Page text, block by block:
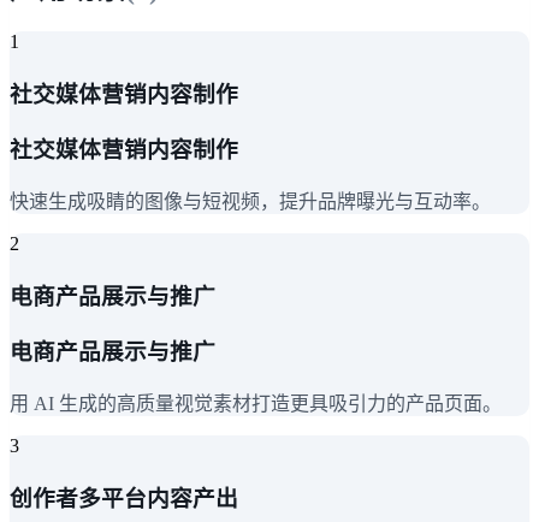
1
社交媒体营销内容制作
社交媒体营销内容制作
快速生成吸睛的图像与短视频，提升品牌曝光与互动率。
2
电商产品展示与推广
电商产品展示与推广
用 AI 生成的高质量视觉素材打造更具吸引力的产品页面。
3
创作者多平台内容产出